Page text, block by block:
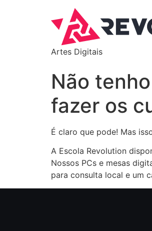
Artes Digitais
Não
fazer os
É claro que pode! Mas
A Escola Revolution
Nossos PCs e mesas
para consulta local e um